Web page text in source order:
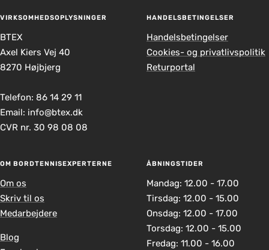
VIRKSOMHEDSOPLYSNINGER
BTEX
Axel Kiers Vej 40
8270 Højbjerg
Telefon: 86 14 29 11
Email: info@btex.dk
CVR nr. 30 98 08 08
HANDELSBETINGELSER
Handelsbetingelser
Cookies- og privatlivspolitik
Returportal
OM BORDTENNISEXPERTERNE
Om os
Skriv til os
Medarbejdere
Blog
ÅBNINGSTIDER
Mandag: 12.00 - 17.00
Tirsdag: 12.00 - 15.00
Onsdag: 12.00 - 17.00
Torsdag: 12.00 - 15.00
Fredag: 11.00 - 16.00